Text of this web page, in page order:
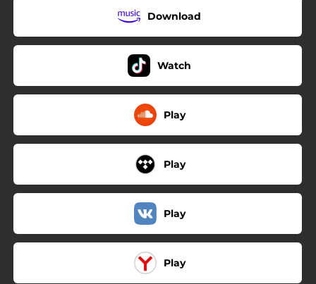
Download
Watch
Play
Play
Play
Play